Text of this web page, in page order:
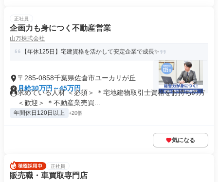
正社員
企画力も身につく不動産営業
山万株式会社
【年休125日】宅建資格を活かして安定企業で成長✨
〒285-0858千葉県佐倉市ユーカリが丘
月給30万円～45万円
求めている人材 ＜必須＞ ＊宅地建物取引士資格をお持ちの方
＜歓迎＞ ＊不動産業売買...
年間休日120日以上 +20個
気になる
正社員
販売職・車買取専門店